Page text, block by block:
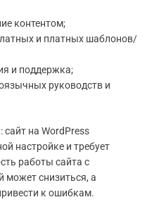
контентом;
и платных шаблонов/
и поддержка;
руководств и
на WordPress
настройке и требует
работы сайта с
может снизиться, а
к ошибкам.